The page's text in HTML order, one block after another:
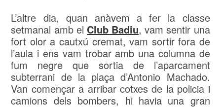
L’altre dia, quan anàvem a fer la classe
setmanal amb el Club Badiu, vam sentir una
fort olor a cautxú cremat, vam sortir fora de
l’aula i ens vam trobar amb una columna de
fum negre que sortia de l’aparcament
subterrani de la plaça d’Antonio Machado.
Van començar a arribar cotxes de la policia i
camions dels bombers, hi havia una gran